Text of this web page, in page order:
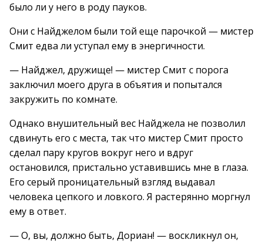
было ли у него в роду пауков.
Они с Найджелом были той еще парочкой — мистер
Смит едва ли уступал ему в энергичности.
— Найджел, дружище! — мистер Смит с порога
заключил моего друга в объятия и попытался
закружить по комнате.
Однако внушительный вес Найджела не позволил
сдвинуть его с места, так что мистер Смит просто
сделал пару кругов вокруг него и вдруг
остановился, пристально уставившись мне в глаза.
Его серый проницательный взгляд выдавал
человека цепкого и ловкого. Я растерянно моргнул
ему в ответ.
— О, вы, должно быть, Дориан! — воскликнул он,